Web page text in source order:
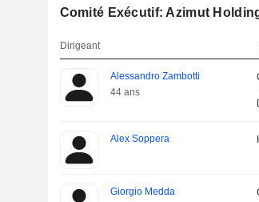
Comité Exécutif: Azimut
Dirigeant
Alessandro Zambotti
44 ans
Alex Soppera
Giorgio Medda